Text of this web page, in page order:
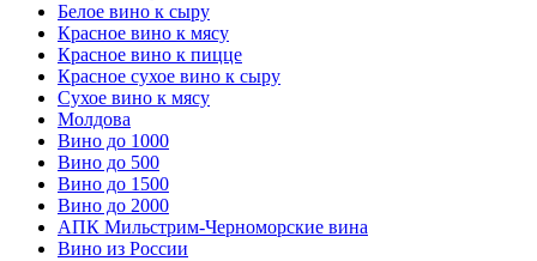
Белое вино к сыру
Красное вино к мясу
Красное вино к пицце
Красное сухое вино к сыру
Сухое вино к мясу
Молдова
Вино до 1000
Вино до 500
Вино до 1500
Вино до 2000
АПК Мильстрим-Черноморские вина
Вино из России